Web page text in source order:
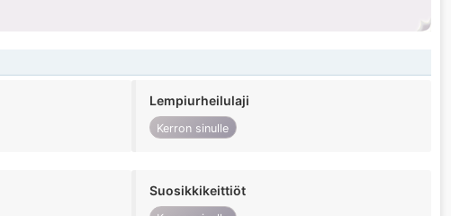
Lempiurheilulaji
Kerron sinulle
Suosikkikeittiöt